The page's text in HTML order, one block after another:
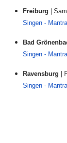
Freiburg |
Singen -
Bad
Singen -
Ravensburg |
Singen -